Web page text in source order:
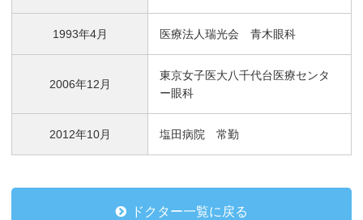
1993年4月 医療法人瑞光会 青木眼科
2006年12月
東京女子医大八千代台医療センタ
ー眼科
2012年10月 塩田病院 常勤
ドクター一覧に戻る